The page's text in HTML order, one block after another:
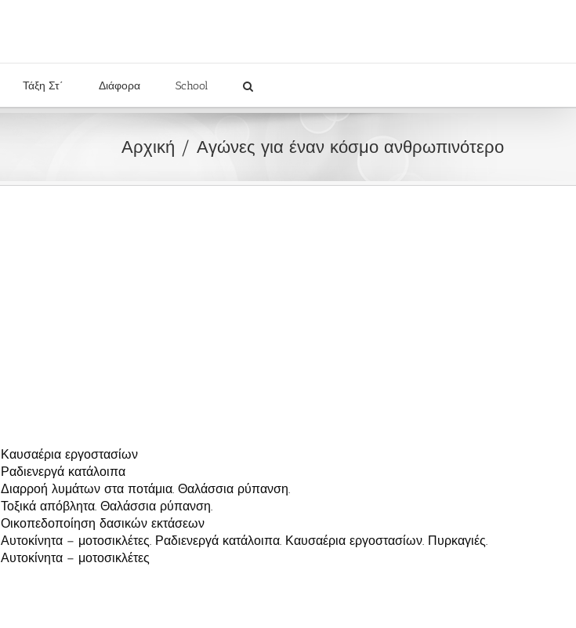
Τάξη Στ΄ Διάφορα School
Αρχική Αγώνες για έναν κόσμο ανθρωπινότερο
Καυσαέρια εργοστασίων
Ραδιενεργά κατάλοιπα
Διαρροή λυμάτων στα ποτάμια. Θαλάσσια ρύπανση.
Τοξικά απόβλητα. Θαλάσσια ρύπανση.
Οικοπεδοποίηση δασικών εκτάσεων
Αυτοκίνητα – μοτοσικλέτες. Ραδιενεργά κατάλοιπα. Καυσαέρια εργοστασίων. Πυρκαγιές.
Αυτοκίνητα – μοτοσικλέτες